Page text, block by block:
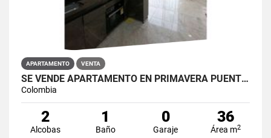
APARTAMENTO VENTA
SE VENDE APARTAMENTO EN PRIMAVERA PUENTE ARANDA
Colombia
2
Alcobas
1
Baño
0
Garaje
36
Área m2